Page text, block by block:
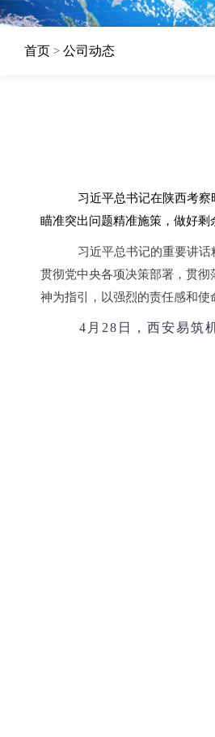
首页 > 公司动态
习近平总书记在陕西考察
瞄准突出问题精准施策，做好剩
习近平总书记的重要讲话
贯彻党中央各项决策部署，贯
神为指引，以强烈的责任感和
4月28日，西安易筑